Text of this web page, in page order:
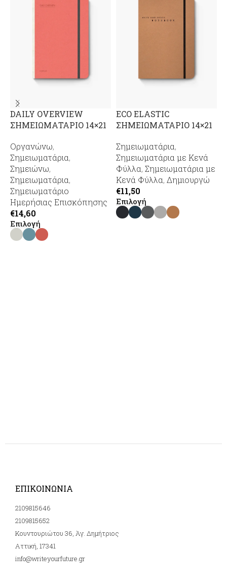
DAILY OVERVIEW
ΣΗΜΕΙΩΜΑΤΑΡΙΟ 14×21
Οργανώνω,
Σημειωματάρια,
Σημειώνω,
Σημειωματάρια,
Σημειωματάριο
Ημερήσιας Επισκόπησης
€14,60
Επιλογή
ECO ELASTIC
ΣΗΜΕΙΩΜΑΤΑΡΙΟ 14×21
Σημειωματάρια,
Σημειωματάρια με Κενά
Φύλλα, Σημειωματάρια με
Κενά Φύλλα, Δημιουργώ
€11,50
Επιλογή
ΕΠΙΚΟΙΝΩΝΙΑ
2109815646
2109815652
Κουντουριώτου 36, Άγ. Δημήτριος
Αττική, 17341
info@writeyourfuture.gr